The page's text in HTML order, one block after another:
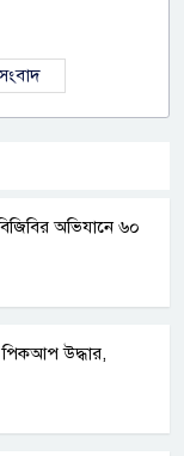
অভিযানে ৬০
পিকআপ উদ্ধার,